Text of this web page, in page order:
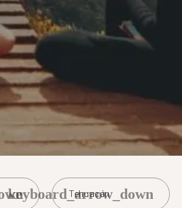
Tehuacán
keyboard_arrow_down